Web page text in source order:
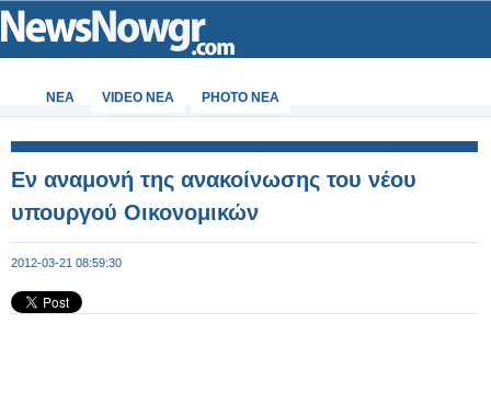
ΝΕΑ VIDEO NEA PHOTO NEA
Εν αναμονή της ανακοίνωσης του νέου
υπουργού Οικονομικών
2012-03-21 08:59:30